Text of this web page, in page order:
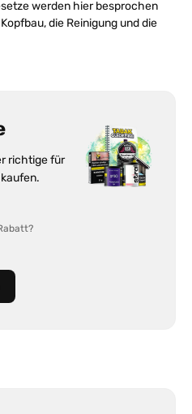
werden hier besprochen
die Reinigung und die
richtige für